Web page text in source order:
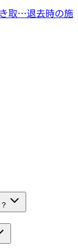
取…退去時の施